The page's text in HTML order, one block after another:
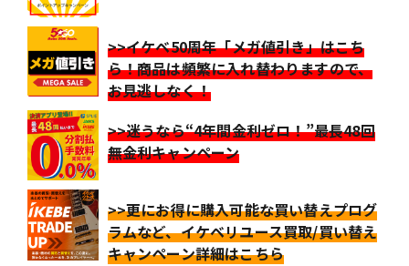
>>イケベ50周年「メガ値引き」はこち
ら！商品は頻繁に入れ替わりますので、
お見逃しなく！
>>迷うなら“4年間金利ゼロ！”最長48回
無金利キャンペーン
>>更にお得に購入可能な買い替えプログ
ラムなど、イケベリユース買取/買い替え
キャンペーン詳細はこちら